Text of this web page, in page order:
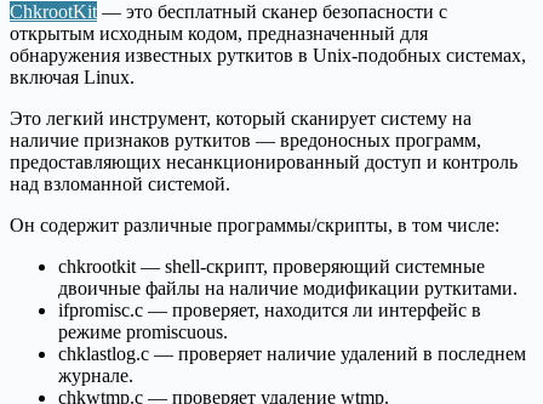
ChkrootKit — это бесплатный сканер безопасности с
открытым исходным кодом, предназначенный для
обнаружения известных руткитов в Unix-подобных системах,
включая Linux.
Это легкий инструмент, который сканирует систему на
наличие признаков руткитов — вредоносных программ,
предоставляющих несанкционированный доступ и контроль
над взломанной системой.
Он содержит различные программы/скрипты, в том числе:
chkrootkit — shell-скрипт, проверяющий системные
двоичные файлы на наличие модификации руткитами.
ifpromisc.c — проверяет, находится ли интерфейс в
режиме promiscuous.
chklastlog.c — проверяет наличие удалений в последнем
журнале.
chkwtmp.c — проверяет удаление wtmp.